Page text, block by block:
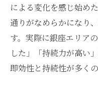
による変化を感じ始め
通りがなめらかになり
す。実際に銀座エリア
した」「持続力が高い
即効性と持続性が多く